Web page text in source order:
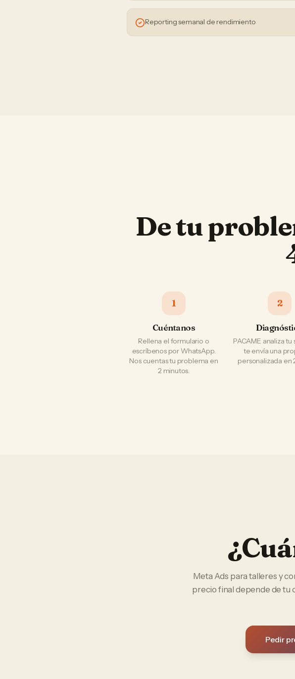
Reporting semanal de rendimiento
De tu
1
Cuéntanos
Rellena el formulario o
escríbenos por WhatsApp.
Nos cuentas tu problema en
2 minutos.
2
PACAME analiza tu
te envía una
personalizada en
Meta Ads paratalleres y
precio final depende de tu
Pedir